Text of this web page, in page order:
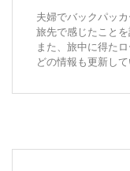
夫婦でバックパッカ
旅先で感じたことを
また、旅中に得た
どの情報も更新して